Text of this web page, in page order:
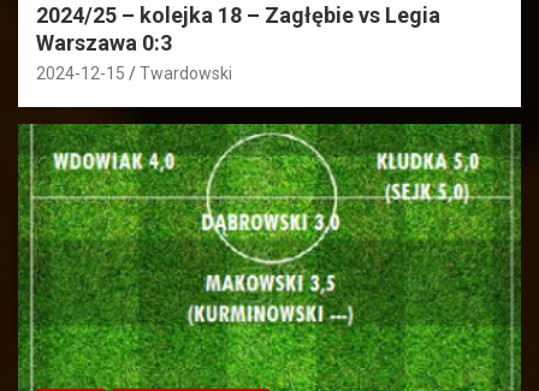
2024/25 – kolejka 18 – Zagłębie vs Legia
Warszawa 0:3
2024-12-15 Twardowski